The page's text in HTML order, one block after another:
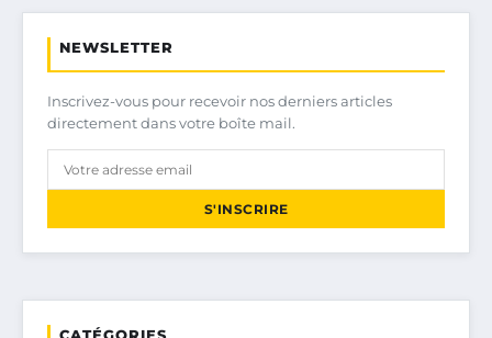
NEWSLETTER
Inscrivez-vous pour recevoir nos derniers articles
directement dans votre boîte mail.
S'INSCRIRE
CATÉGORIES